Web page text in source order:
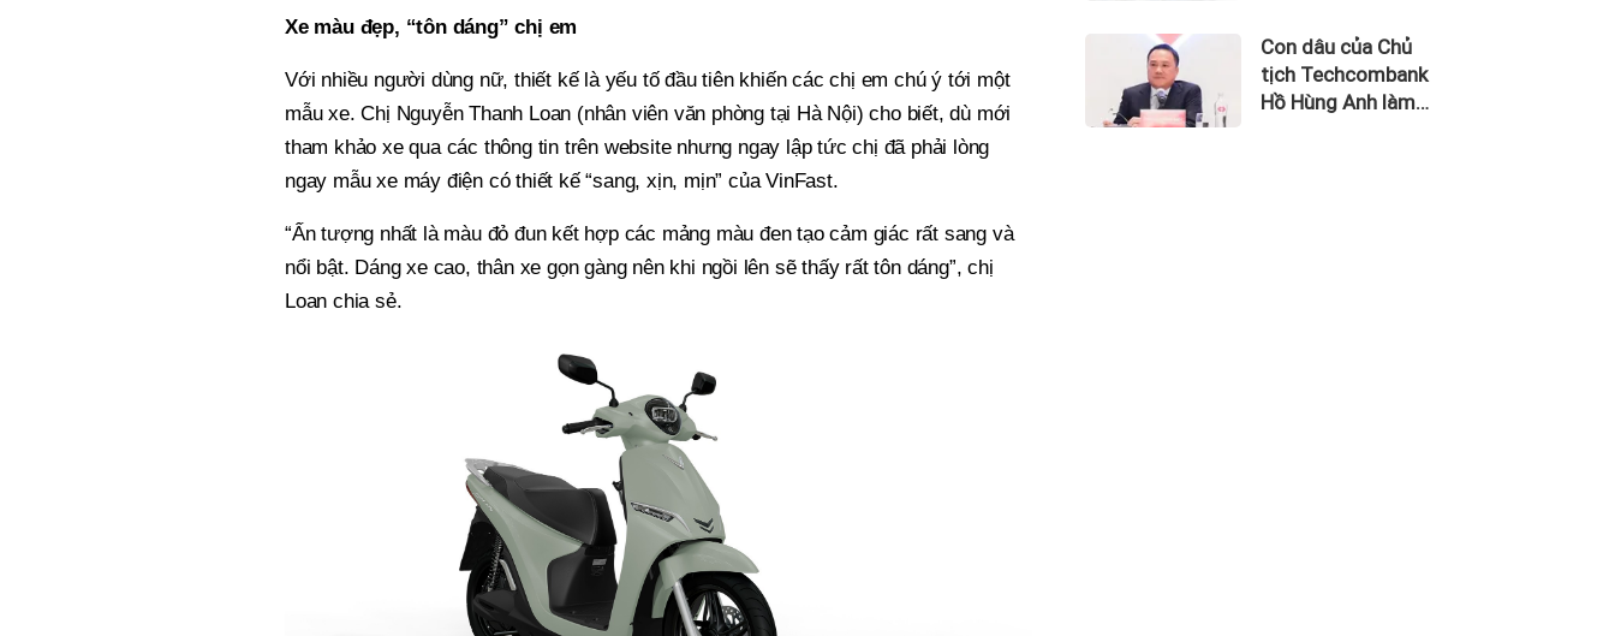
Xe màu đẹp, “tôn dáng” chị em
Với nhiều người dùng nữ, thiết kế là yếu tố đầu tiên khiến các chị em chú ý tới một
mẫu xe. Chị Nguyễn Thanh Loan (nhân viên văn phòng tại Hà Nội) cho biết, dù mới
tham khảo xe qua các thông tin trên website nhưng ngay lập tức chị đã phải lòng
ngay mẫu xe máy điện có thiết kế “sang, xịn, mịn” của VinFast.
“Ấn tượng nhất là màu đỏ đun kết hợp các mảng màu đen tạo cảm giác rất sang và
nổi bật. Dáng xe cao, thân xe gọn gàng nên khi ngồi lên sẽ thấy rất tôn dáng”, chị
Loan chia sẻ.
thu về 270 triệu
USD
Con dâu của Chủ
tịch Techcombank
Hồ Hùng Anh làm